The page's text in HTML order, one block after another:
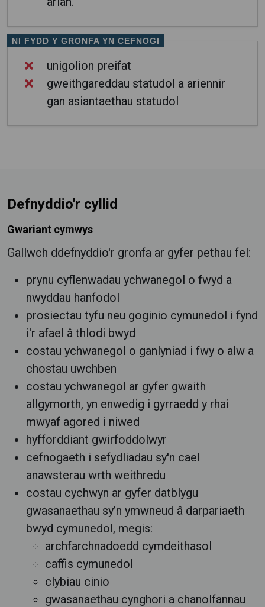
NI FYDD Y GRONFA YN CEFNOGI
unigolion preifat
gweithgareddau statudol a ariennir
gan asiantaethau statudol
Defnyddio'r cyllid
Gwariant cymwys
Gallwch ddefnyddio'r gronfa ar gyfer pethau fel:
prynu cyflenwadau ychwanegol o fwyd a
nwyddau hanfodol
prosiectau tyfu neu goginio cymunedol i fynd
i'r afael â thlodi bwyd
costau ychwanegol o ganlyniad i fwy o alw a
chostau uwchben
costau ychwanegol ar gyfer gwaith
allgymorth, yn enwedig i gyrraedd y rhai
mwyaf agored i niwed
hyfforddiant gwirfoddolwyr
cefnogaeth i sefydliadau sy'n cael
anawsterau wrth weithredu
costau cychwyn ar gyfer datblygu
gwasanaethau sy’n ymwneud â darpariaeth
bwyd cymunedol, megis:
archfarchnadoedd cymdeithasol
caffis cymunedol
clybiau cinio
gwasanaethau cynghori a chanolfannau